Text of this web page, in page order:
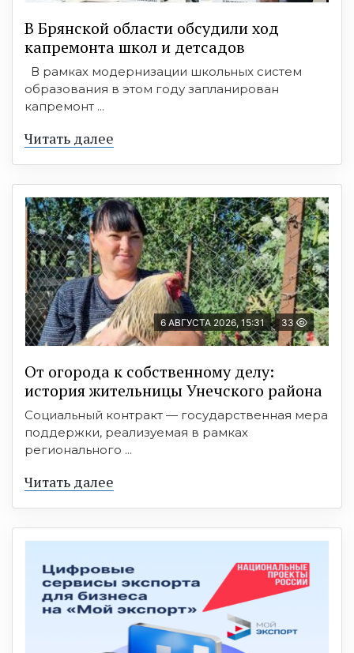
В Брянской области обсудили ход
капремонта школ и детсадов
В рамках модернизации школьных систем
образования в этом году запланирован
капремонт ...
Читать далее
6 АВГУСТА 2026, 15:31 33
От огорода к собственному делу:
история жительницы Унечского района
Социальный контракт — государственная мера
поддержки, реализуемая в рамках
регионального ...
Читать далее